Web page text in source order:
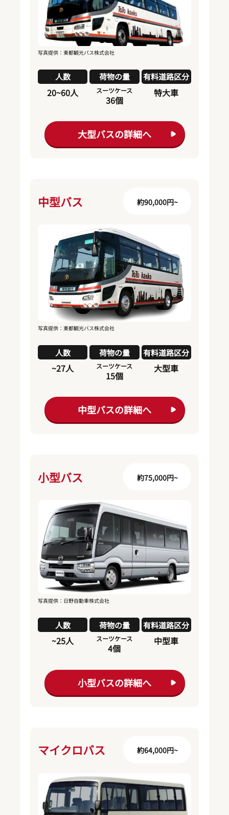
写真提供：東都観光バス株式会社
人数
20~60人
荷物の量
スーツケース
36個
有料道路区分
特大車
大型バスの詳細へ
中型バス 約90,000円~
写真提供：東都観光バス株式会社
人数
~27人
荷物の量
スーツケース
15個
有料道路区分
大型車
中型バスの詳細へ
小型バス 約75,000円~
写真提供：日野自動車株式会社
人数
~25人
荷物の量
スーツケース
4個
有料道路区分
中型車
小型バスの詳細へ
マイクロバス 約64,000円~